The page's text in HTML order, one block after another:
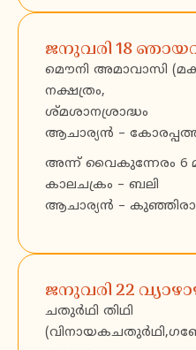
ജനുവരി 18
മൌനി അമാവാസി
നക്ഷത്രം,
ശ്മശാനശ്രാദ്ധം
ആചാര്യൻ –
അന്ന് വൈകുന്നേരം 6
കാലചക്രം – ബലി
ആചാര്യൻ –
ജനുവരി 22
ചതുർഥി തിഥി